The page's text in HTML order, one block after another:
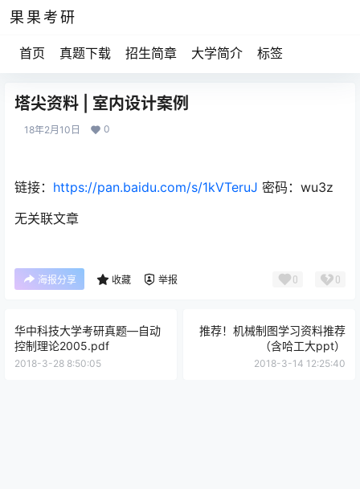
果果考研
首页 真题下载 招生简章 大学简介 标签
塔尖资料 | 室内设计案例
18年2月10日 0
链接： https://pan.baidu.com/s/1kVTeruJ 密码： wu3z
无关联文章
海报分享 收藏 举报 0 0
华中科技大学考研真题—自动
控制理论2005.pdf
2018-3-28 8:50:05
推荐！机械制图学习资料推荐
（含哈工大ppt）
2018-3-14 12:25:40